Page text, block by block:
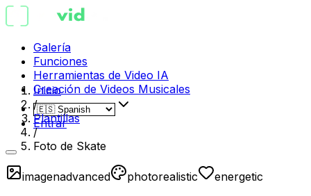
Galería
Funciones
Herramientas de Video IA
Creación de Videos Musicales
Entrar
Inicio
/
Plantillas
/
Foto de Skate
imagenadvanced photorealistic energetic